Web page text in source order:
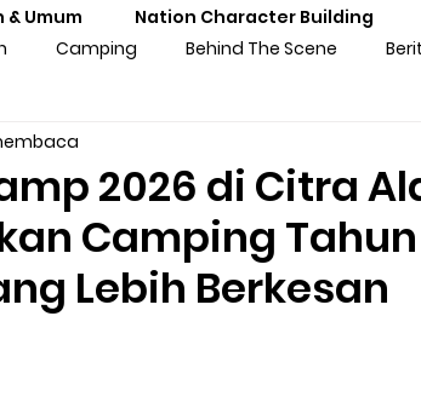
Umum
Nation Character Building
Camping Behind The Scene
Outbound
Training Kebangsaan Tren Komunitas
2026 di Citra
Camping
Lebih Berkesan